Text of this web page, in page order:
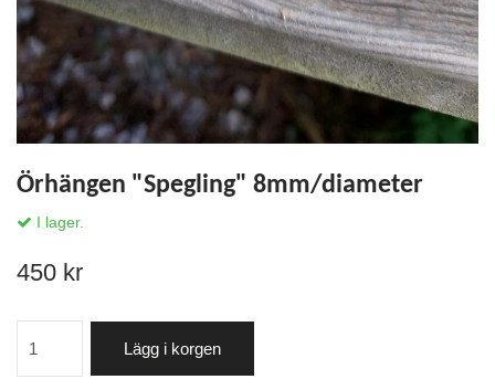
Örhängen "Spegling" 8mm/diameter
I lager.
450 kr
Lägg i korgen